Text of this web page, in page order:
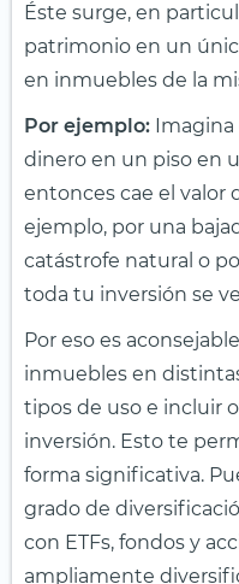
Éste surge, en
patrimonio en un
en inmuebles de la
Por ejemplo:
dinero en un piso en
entonces cae el valor
ejemplo, por una
catástrofe natural o
toda tu inversión se
Por eso es
inmuebles en
tipos de uso e incluir
inversión. Esto te
forma significativa.
grado de
con ETFs, fondos y
ampliamente